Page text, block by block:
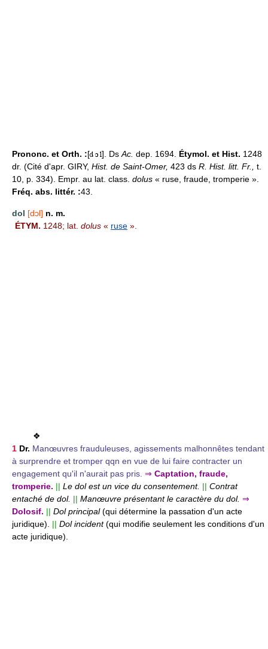
Prononc. et Orth. :[ ]. Ds Ac. dep. 1694. Étymol. et Hist. 1248
dr. (Cité d'apr. GIRY, Hist. de Saint-Omer, 423 ds R. Hist. litt. Fr.,
t.
10, p. 334). Empr. au lat. class. dolus « ruse, fraude, tromperie ».
Fréq. abs. littér. :43.
dol [dɔl] n. m.
ÉTYM. 1248; lat. dolus « ruse ».
❖
1 Dr. Manœuvres frauduleuses, agissements malhonnêtes tendant
à surprendre et tromper qqn en vue de lui faire contracter un
engagement qu'il n'aurait pas pris. ⇒ Captation, fraude,
tromperie. || Le dol est un vice du consentement. || Contrat
entaché de dol. || Manœuvre présentant le caractère du dol. ⇒
Dolosif. || Dol principal(qui détermine la passation d'un acte
juridique).
|| Dol incident(qui modifie seulement les conditions d'un
acte juridique).